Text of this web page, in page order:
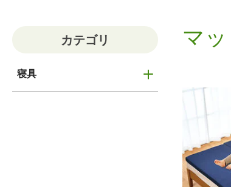
カテゴリ
寝具
マ